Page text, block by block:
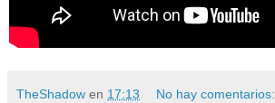
TheShadow en 17:13 No hay comentarios: